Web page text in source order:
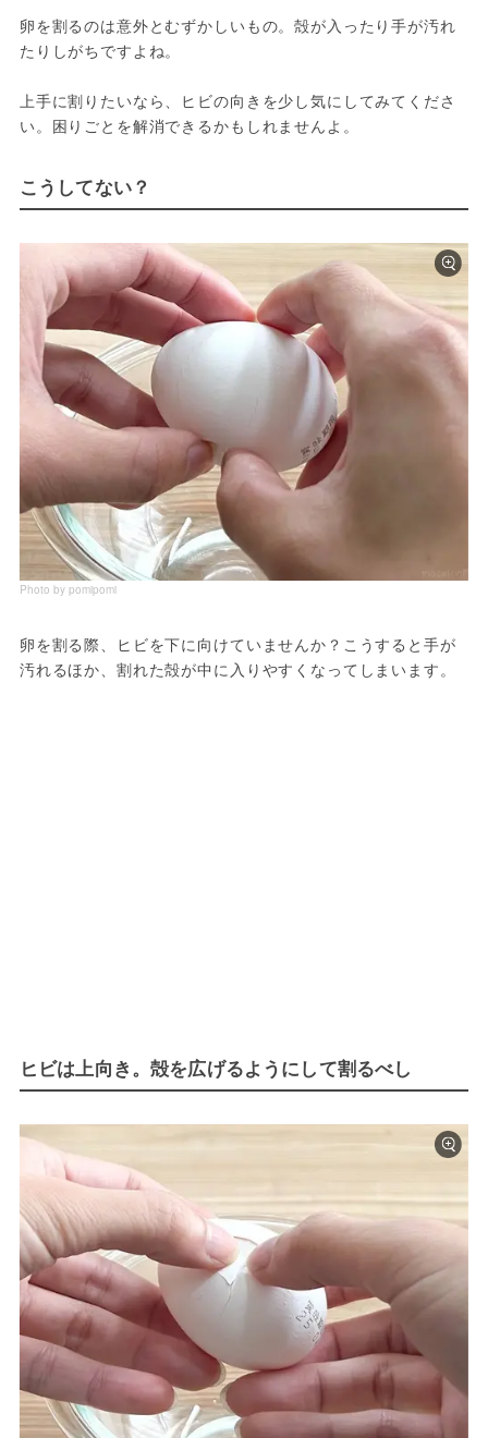
卵を割るのは意外とむずかしいもの。殻が入ったり手が汚れ
たりしがちですよね。
上手に割りたいなら、ヒビの向きを少し気にしてみてくださ
い。困りごとを解消できるかもしれませんよ。
こうしてない？
Photo by pomipomi
卵を割る際、ヒビを下に向けていませんか？こうすると手が
汚れるほか、割れた殻が中に入りやすくなってしまいます。
ヒビは上向き。殻を広げるようにして割るべし